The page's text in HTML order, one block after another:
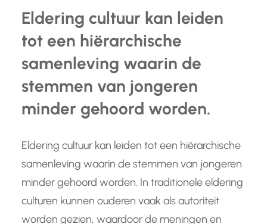
Eldering cultuur kan leiden
tot een hiërarchische
samenleving waarin de
stemmen van jongeren
minder gehoord worden.
Eldering cultuur kan leiden tot een hiërarchische
samenleving waarin de stemmen van jongeren
minder gehoord worden. In traditionele eldering
culturen kunnen ouderen vaak als autoriteit
worden gezien, waardoor de meningen en